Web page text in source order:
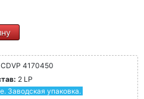
CDVP 4170450
2 LP
Заводская упаковка.